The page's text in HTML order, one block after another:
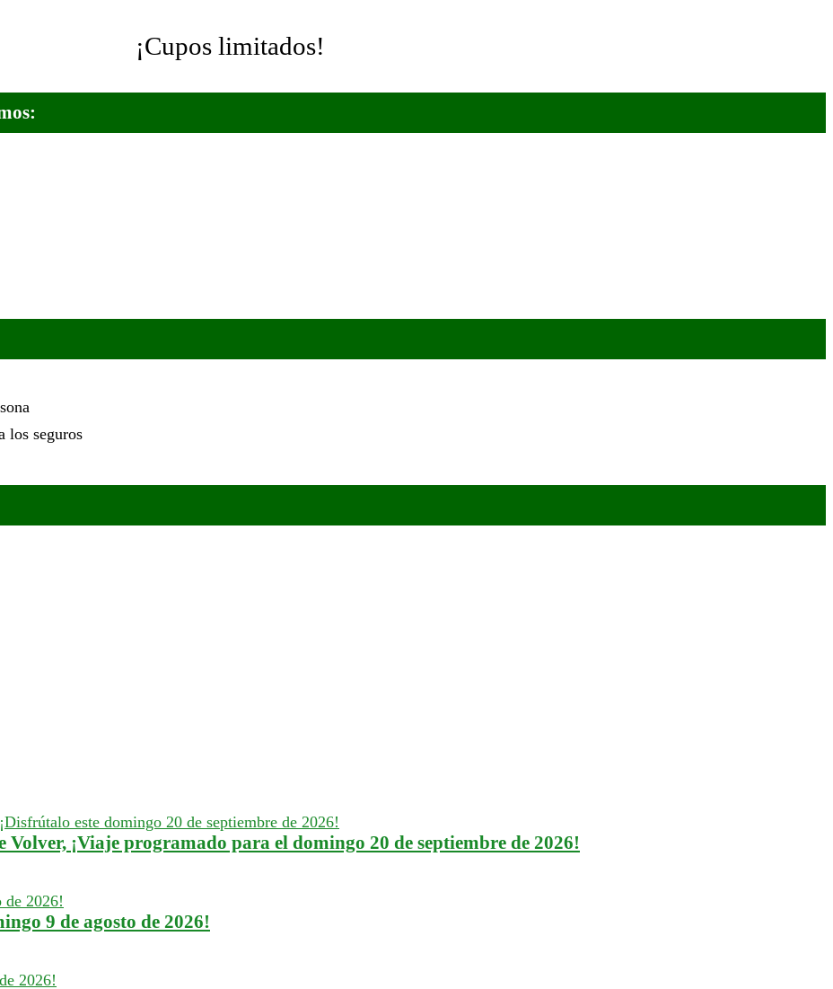
Cupos limitados
los seguros
¡Viaje programado para el domingo 20 de septiembre de 2026!
9 de agosto de 2026!